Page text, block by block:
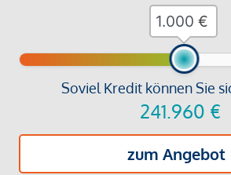
Soviel Kredit können Sie
241.960 €
zum Angebot
€